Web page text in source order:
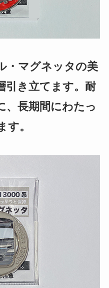
・マグネッタの美
引き立てます。耐
、長期間にわたっ
。